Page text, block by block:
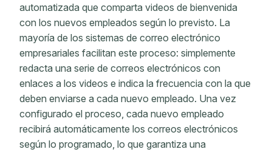
automatizada que comparta videos de bienvenida
con los nuevos empleados según lo previsto. La
mayoría de los sistemas de correo electrónico
empresariales facilitan este proceso: simplemente
redacta una serie de correos electrónicos con
enlaces a los videos e indica la frecuencia con la que
deben enviarse a cada nuevo empleado. Una vez
configurado el proceso, cada nuevo empleado
recibirá automáticamente los correos electrónicos
según lo programado, lo que garantiza una